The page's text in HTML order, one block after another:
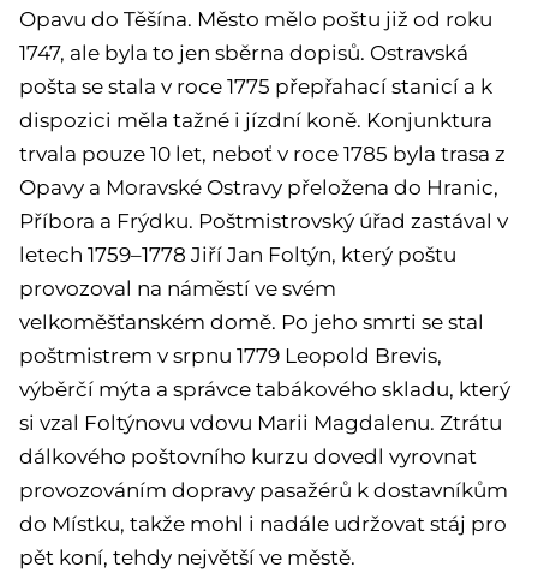
Opavu do Těšína. Město mělo poštu již od roku
1747, ale byla to jen sběrna dopisů. Ostravská
pošta se stala v roce 1775 přepřahací stanicí a k
dispozici měla tažné i jízdní koně. Konjunktura
trvala pouze 10 let, neboť v roce 1785 byla trasa z
Opavy a Moravské Ostravy přeložena do Hranic,
Příbora a Frýdku. Poštmistrovský úřad zastával v
letech 1759–1778 Jiří Jan Foltýn, který poštu
provozoval na náměstí ve svém
velkoměšťanském domě. Po jeho smrti se stal
poštmistrem v srpnu 1779 Leopold Brevis,
výběrčí mýta a správce tabákového skladu, který
si vzal Foltýnovu vdovu Marii Magdalenu. Ztrátu
dálkového poštovního kurzu dovedl vyrovnat
provozováním dopravy pasažérů k dostavníkům
do Místku, takže mohl i nadále udržovat stáj pro
pět koní, tehdy největší ve městě.